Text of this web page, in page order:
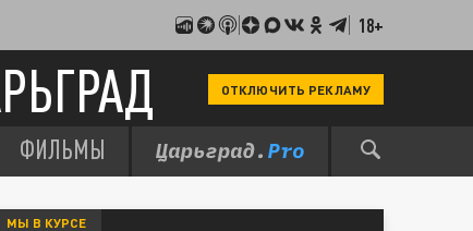
18+
ОТКЛЮЧИТЬ РЕКЛАМУ
ФИЛЬМЫ
МЫ В КУРСЕ